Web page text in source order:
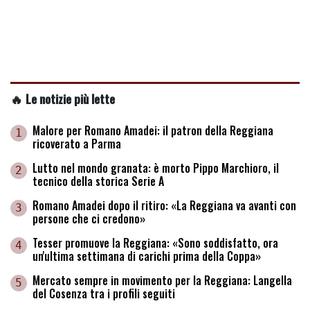
🔥 Le notizie più lette
1 Malore per Romano Amadei: il patron della Reggiana
ricoverato a Parma
2 Lutto nel mondo granata: è morto Pippo Marchioro, il
tecnico della storica Serie A
3 Romano Amadei dopo il ritiro: «La Reggiana va avanti con
persone che ci credono»
4 Tesser promuove la Reggiana: «Sono soddisfatto, ora
un'ultima settimana di carichi prima della Coppa»
5 Mercato sempre in movimento per la Reggiana: Langella
del Cosenza tra i profili seguiti